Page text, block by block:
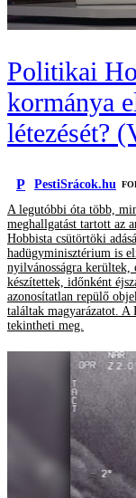
Politikai
kormánya
létezését?
P PestiSrácok.hu
A legutóbbi óta több,
meghallgatást tartott az
Hobbista csütörtöki
hadügyminisztérium is
nyilvánosságra kerültek,
készítettek, időnként
azonosítatlan repülő
találtak magyarázatot.
tekintheti meg.